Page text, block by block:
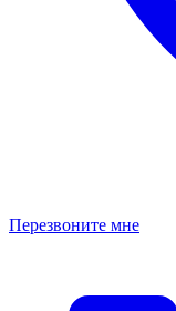
Перезвоните мне